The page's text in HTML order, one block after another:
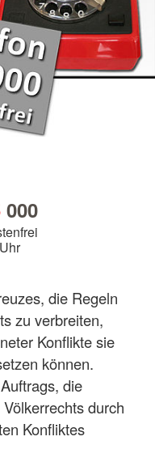
000
die Regeln
zu verbreiten,
Konflikte sie
können.
die
durch
Konfliktes